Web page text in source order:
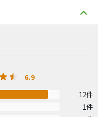
6.9
12件
1件